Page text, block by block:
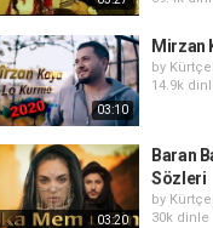
03:10
Mirzan
by
14.9k
03:20
Baran
Sözleri
by
30k dinle